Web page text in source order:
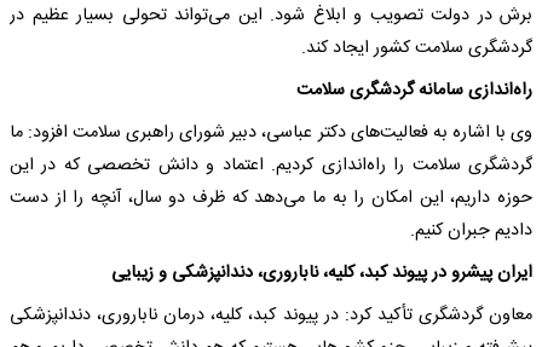
برش در دولت تصویب و ابلاغ شود. این می‌تواند تحولی بسیار عظیم در
گردشگری سلامت کشور ایجاد کند.
راه‌اندازی سامانه گردشگری سلامت
وی با اشاره به فعالیت‌های دکتر عباسی، دبیر شورای راهبری سلامت افزود: ما
گردشگری سلامت را راه‌اندازی کردیم. اعتماد و دانش تخصصی که در این
حوزه داریم، این امکان را به ما می‌دهد که ظرف دو سال، آنچه را از دست
دادیم جبران کنیم.
ایران پیشرو در پیوند کبد، کلیه، ناباروری، دندانپزشکی و زیبایی
معاون گردشگری تأکید کرد: در پیوند کبد، کلیه، درمان ناباروری، دندانپزشکی